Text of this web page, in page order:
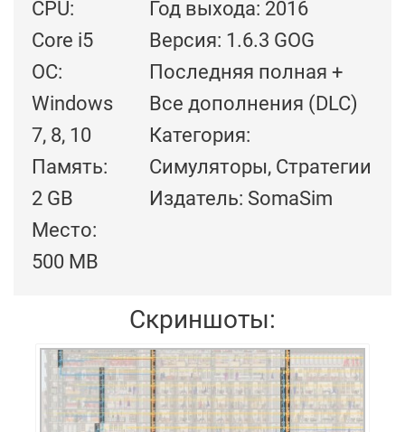
CPU:
Core i5
ОС:
Windows
7, 8, 10
Память:
2 GB
Место:
500 MB
Год выхода: 2016
Версия: 1.6.3 GOG
Последняя полная +
Все дополнения (DLC)
Категория:
Симуляторы, Стратегии
Издатель: SomaSim
Скриншоты: